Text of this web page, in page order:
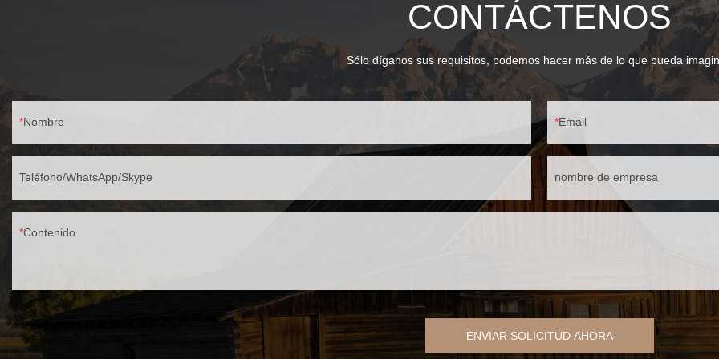
producción, montaje y control de calidad. Eion
Lighting se especializa en iluminación para
jardines desde hace 20 años y cuenta con las
certificaciones ISO 9001 y BSCI. Para cumplir con
los requisitos del mercado global, nuestros
productos cuentan con las certificaciones CE,
CONTÁCTENOS
Sólo díganos sus requisitos, podemos hacer más de lo que pueda
Nombre Email
Teléfono/WhatsApp/Skype nombre de empresa
Contenido
ENVIAR SOLICITUD AHORA